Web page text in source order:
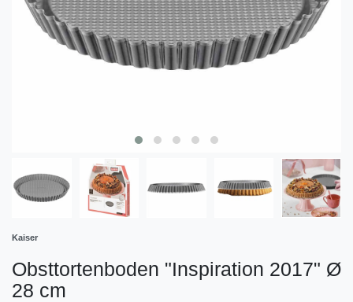
Kaiser
Obsttortenboden "Inspiration 2017" Ø
28 cm